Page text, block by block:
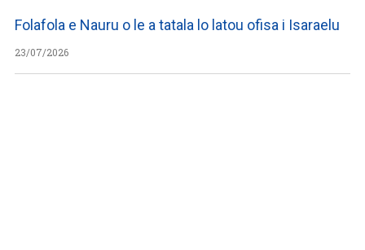
Folafola e Nauru o le a tatala lo latou ofisa i Isaraelu
23/07/2026